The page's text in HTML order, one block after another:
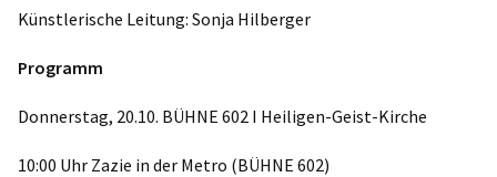
Künstlerische Leitung: Sonja Hilberger
Programm
Donnerstag, 20.10. BÜHNE 602 I Heiligen-Geist-Kirche
10:00 Uhr Zazie in der Metro (BÜHNE 602)